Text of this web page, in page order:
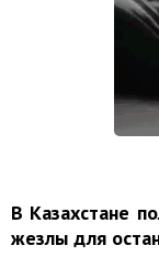
В Казахстане
жезлы для